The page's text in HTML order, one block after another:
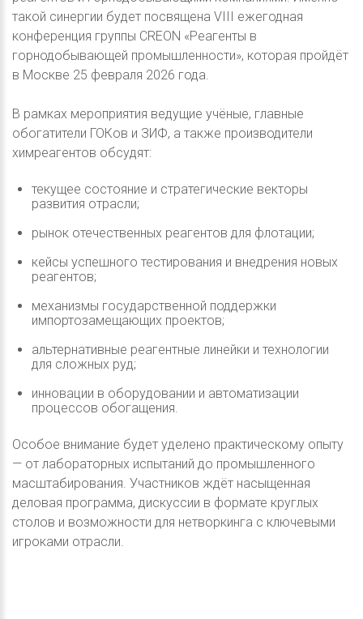
такой синергии будет посвящена VIII ежегодная
конференция группы CREON «Реагенты в
горнодобывающей промышленности», которая пройдёт
в Москве 25 февраля 2026 года.
В рамках мероприятия ведущие учёные, главные
обогатители ГОКов и ЗИФ, а также производители
химреагентов обсудят:
текущее состояние и стратегические векторы
развития отрасли;
рынок отечественных реагентов для флотации;
кейсы успешного тестирования и внедрения новых
реагентов;
механизмы государственной поддержки
импортозамещающих проектов;
альтернативные реагентные линейки и технологии
для сложных руд;
инновации в оборудовании и автоматизации
процессов обогащения.
Особое внимание будет уделено практическому опыту
— от лабораторных испытаний до промышленного
масштабирования. Участников ждёт насыщенная
деловая программа, дискуссии в формате круглых
столов и возможности для нетворкинга с ключевыми
игроками отрасли.